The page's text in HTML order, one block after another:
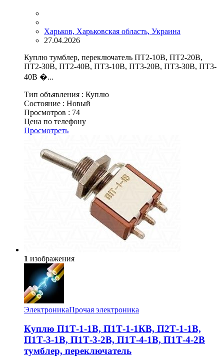
Харьков, Харьковская область, Украина
27.04.2026
Куплю тумблер, переключатель ПТ2-10В, ПТ2-20В,
ПТ2-30В, ПТ2-40В, ПТ3-10В, ПТ3-20В, ПТ3-30В, ПТ3-
40В �...
Тип объявления : Куплю
Состояние : Новый
Просмотров : 74
Цена по телефону
Просмотреть
1 изображения
ЭлектроникаПрочая электроника
Куплю П1Т-1-1В, П1Т-1-1КВ, П2Т-1-1В,
П1Т-3-1В, П1Т-3-2В, П1Т-4-1В, П1Т-4-2В
тумблер, переключатель